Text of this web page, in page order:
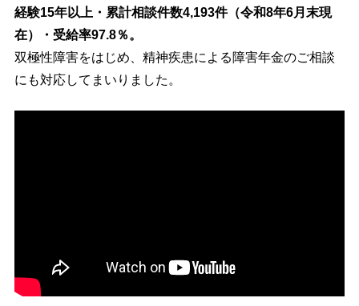
経験15年以上・累計相談件数4,193件（令和8年6月末現
在）・受給率97.8％。
双極性障害をはじめ、精神疾患による障害年金のご相談
にも対応してまいりました。